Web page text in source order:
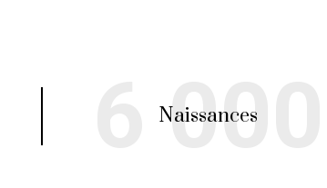
6 000
Naissances